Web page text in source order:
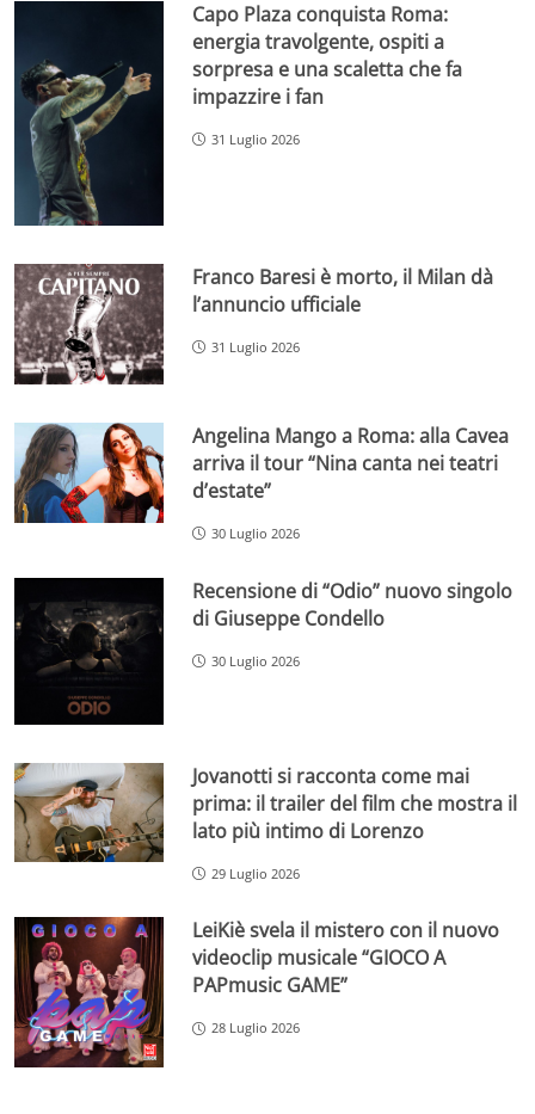
Capo Plaza conquista Roma:
energia travolgente, ospiti a
sorpresa e una scaletta che fa
impazzire i fan
31 Luglio 2026
Franco Baresi è morto, il Milan dà
l’annuncio ufficiale
31 Luglio 2026
Angelina Mango a Roma: alla Cavea
arriva il tour “Nina canta nei teatri
d’estate”
30 Luglio 2026
Recensione di “Odio” nuovo singolo
di Giuseppe Condello
30 Luglio 2026
Jovanotti si racconta come mai
prima: il trailer del film che mostra il
lato più intimo di Lorenzo
29 Luglio 2026
LeiKiè svela il mistero con il nuovo
videoclip musicale “GIOCO A
PAPmusic GAME”
28 Luglio 2026